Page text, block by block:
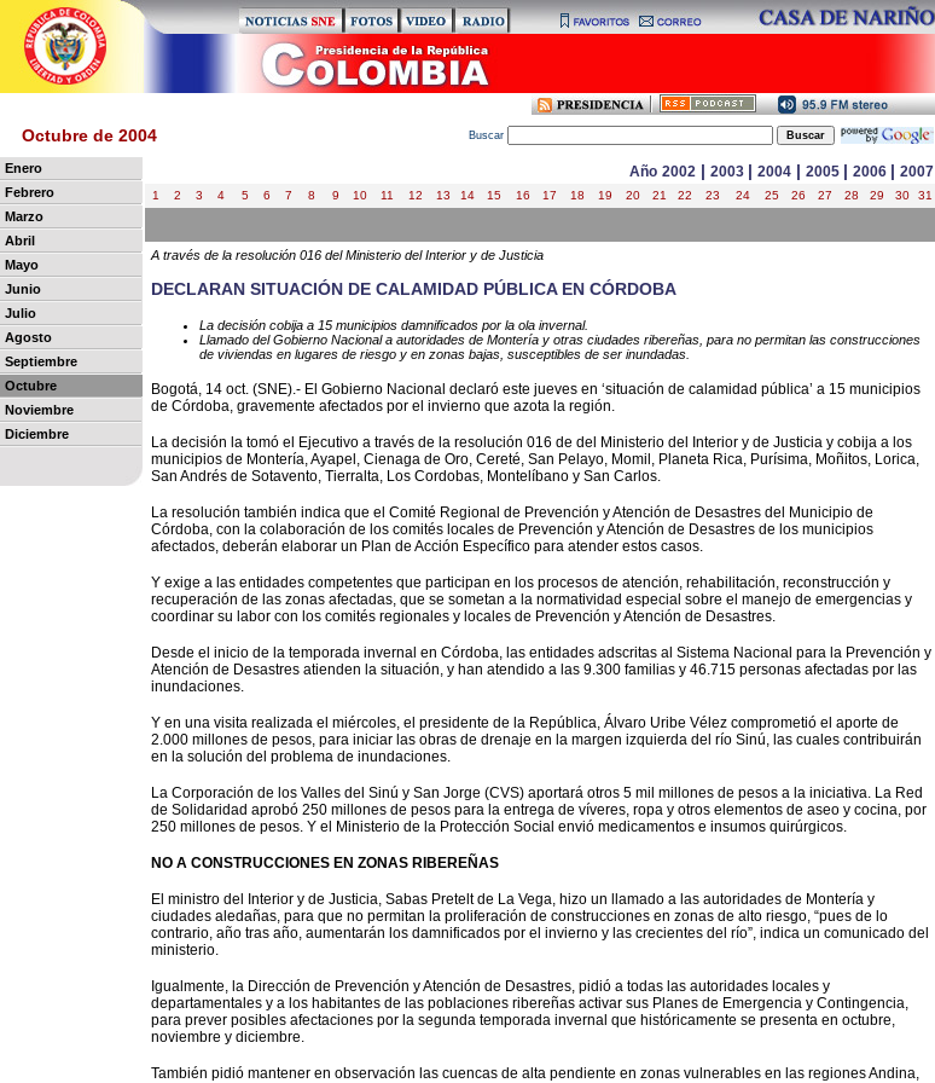
Octubre de 2004 Buscar
Enero
Febrero
Marzo
Abril
Mayo
Junio
Julio
Agosto
Septiembre
Octubre
Noviembre
Diciembre
Año 2002 | 2003 | 2004 | 2005 | 2006 | 2007
1 2 3 4 5 6 7 8 9 10 11 12 13 14 15 16 17 18 19 20 21 22 23 24 25 26 27 28 29 30 31
A través de la resolución 016 del Ministerio del Interior y de Justicia
DECLARAN SITUACIÓN DE CALAMIDAD PÚBLICA EN CÓRDOBA
La decisión cobija a 15 municipios damnificados por la ola invernal.
Llamado del Gobierno Nacional a autoridades de Montería y otras ciudades ribereñas, para no permitan las construcciones
de viviendas en lugares de riesgo y en zonas bajas, susceptibles de ser inundadas.
Bogotá, 14 oct. (SNE).- El Gobierno Nacional declaró este jueves en ‘situación de calamidad pública’ a 15 municipios
de Córdoba, gravemente afectados por el invierno que azota la región.
La decisión la tomó el Ejecutivo a través de la resolución 016 de del Ministerio del Interior y de Justicia y cobija a los
municipios de Montería, Ayapel, Cienaga de Oro, Cereté, San Pelayo, Momil, Planeta Rica, Purísima, Moñitos, Lorica,
San Andrés de Sotavento, Tierralta, Los Cordobas, Montelíbano y San Carlos.
La resolución también indica que el Comité Regional de Prevención y Atención de Desastres del Municipio de
Córdoba, con la colaboración de los comités locales de Prevención y Atención de Desastres de los municipios
afectados, deberán elaborar un Plan de Acción Específico para atender estos casos.
Y exige a las entidades competentes que participan en los procesos de atención, rehabilitación, reconstrucción y
recuperación de las zonas afectadas, que se sometan a la normatividad especial sobre el manejo de emergencias y
coordinar su labor con los comités regionales y locales de Prevención y Atención de Desastres.
Desde el inicio de la temporada invernal en Córdoba, las entidades adscritas al Sistema Nacional para la Prevención y
Atención de Desastres atienden la situación, y han atendido a las 9.300 familias y 46.715 personas afectadas por las
inundaciones.
Y en una visita realizada el miércoles, el presidente de la República, Álvaro Uribe Vélez comprometió el aporte de
2.000 millones de pesos, para iniciar las obras de drenaje en la margen izquierda del río Sinú, las cuales contribuirán
en la solución del problema de inundaciones.
La Corporación de los Valles del Sinú y San Jorge (CVS) aportará otros 5 mil millones de pesos a la iniciativa. La Red
de Solidaridad aprobó 250 millones de pesos para la entrega de víveres, ropa y otros elementos de aseo y cocina, por
250 millones de pesos. Y el Ministerio de la Protección Social envió medicamentos e insumos quirúrgicos.
NO A CONSTRUCCIONES EN ZONAS RIBEREÑAS
El ministro del Interior y de Justicia, Sabas Pretelt de La Vega, hizo un llamado a las autoridades de Montería y
ciudades aledañas, para que no permitan la proliferación de construcciones en zonas de alto riesgo, “pues de lo
contrario, año tras año, aumentarán los damnificados por el invierno y las crecientes del río”, indica un comunicado del
ministerio.
Igualmente, la Dirección de Prevención y Atención de Desastres, pidió a todas las autoridades locales y
departamentales y a los habitantes de las poblaciones ribereñas activar sus Planes de Emergencia y Contingencia,
para prever posibles afectaciones por la segunda temporada invernal que históricamente se presenta en octubre,
noviembre y diciembre.
También pidió mantener en observación las cuencas de alta pendiente en zonas vulnerables en las regiones Andina,